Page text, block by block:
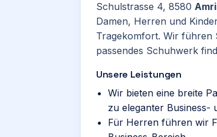
Schulstrasse 4, 8580
Damen, Herren und
Tragekomfort. Wir führen
passendes Schuhwerk
Unsere Leistungen
Wir bieten eine breite
zu eleganter Business-
Für Herren führen wir